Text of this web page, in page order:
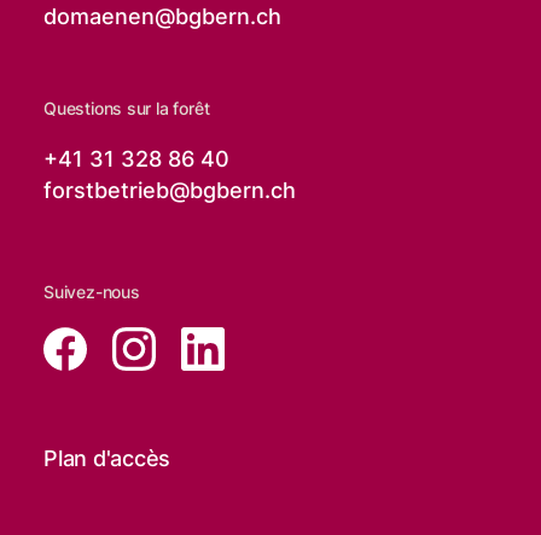
domaenen@bgbern.ch
Questions sur la forêt
+41 31 328 86 40
forstbetrieb@bgbern.ch
Suivez-nous
Plan d'accès